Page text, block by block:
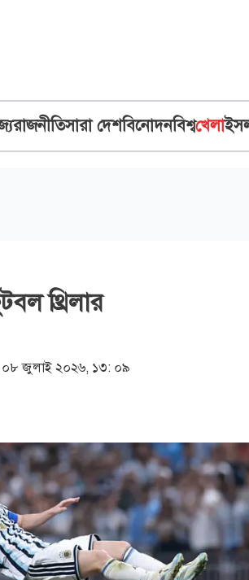
রাজনীতিসারা দেশবিনোদনবিশ্বখেলা
থ্রিলার
০৮ জুলাই ২০২৬, ১৩: ০৯